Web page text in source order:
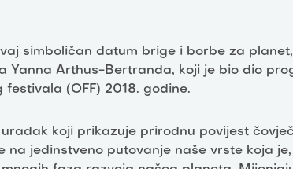
simboličan datum brige i borbe za
Yanna Arthus-Bertranda, koji je bio dio
(OFF) 2018. godine.
koji prikazuje prirodnu povijest
na jedinstveno putovanje naše vrste koja je,